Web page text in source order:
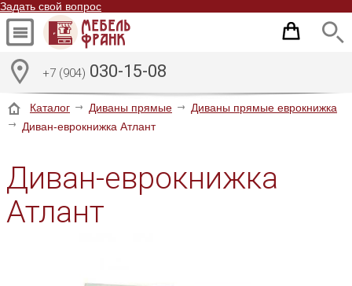
Задать свой вопрос
+7 (904) 030-15-08
Каталог Диваны прямые
Диваны прямые еврокнижка
Диван-еврокнижка Атлант
Диван-еврокнижка
Атлант